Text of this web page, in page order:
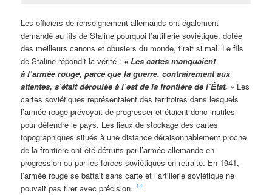
Les officiers de renseignement allemands ont également
demandé au fils de Staline pourquoi l’artillerie soviétique, dotée
des meilleurs canons et obusiers du monde, tirait si mal. Le fils
de Staline répondit la vérité : « Les cartes manquaient
à l’armée rouge, parce que la guerre, contrairement aux
attentes, s’était déroulée à l’est de la frontière de l’État. » Les
cartes soviétiques représentaient des territoires dans lesquels
l’armée rouge prévoyait de progresser et étaient donc inutiles
pour défendre le pays. Les lieux de stockage des cartes
topographiques situés à une distance déraisonnablement proche
de la frontière ont été détruits par l’armée allemande en
progression ou par les forces soviétiques en retraite. En 1941,
l’armée rouge se battait sans carte et l’artillerie soviétique ne
pouvait pas tirer avec précision. 14